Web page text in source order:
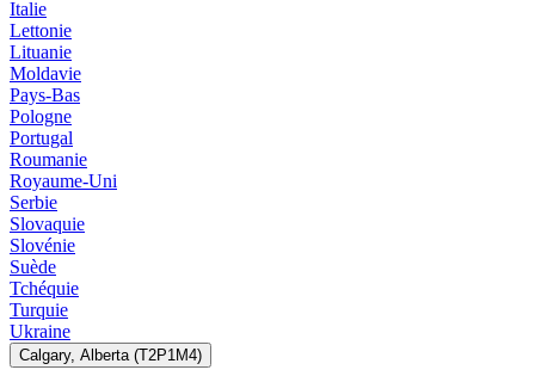
Italie
Lettonie
Lituanie
Moldavie
Pays-Bas
Pologne
Portugal
Roumanie
Royaume-Uni
Serbie
Slovaquie
Slovénie
Suède
Tchéquie
Turquie
Ukraine
Calgary, Alberta (T2P1M4)